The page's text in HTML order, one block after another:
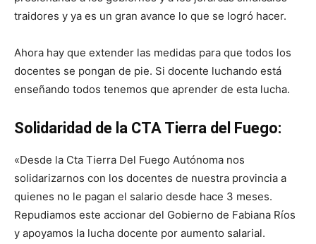
traidores y ya es un gran avance lo que se logró hacer.
Ahora hay que extender las medidas para que todos los
docentes se pongan de pie. Si docente luchando está
enseñando todos tenemos que aprender de esta lucha.
Solidaridad de la CTA Tierra del Fuego:
«Desde la Cta Tierra Del Fuego Autónoma nos
solidarizarnos con los docentes de nuestra provincia a
quienes no le pagan el salario desde hace 3 meses.
Repudiamos este accionar del Gobierno de Fabiana Ríos
y apoyamos la lucha docente por aumento salarial.